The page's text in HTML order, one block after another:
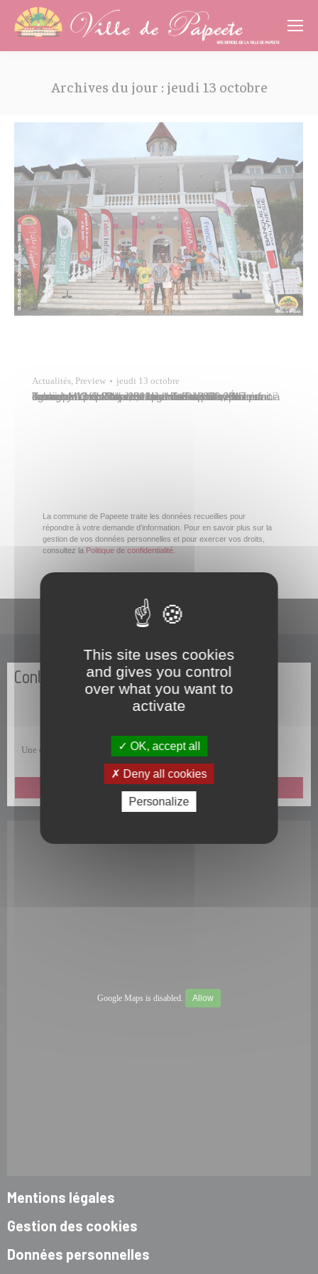
Archives du jour : jeudi 13 octobre
Actualités, Preview jeudi 13 octobre
Tavana Michel Buillard, maire de Papeete, procédait à l’ouverture officielle de la quatrième édition du tournoi de rugby à sept Papeete International Sevens mercredi 12 octobre 2022 à l’hôtel de ville. Étaient également présents des membres du conseil municipal et du Pays, et Miss Tahiti 2022, Herenui Tuheiava. Ce tournoi est organisé depuis 2017 par…
La commune de Papeete traite les données recueillies pour
répondre à votre demande d’information. Pour en savoir plus sur la
gestion de vos données personnelles et pour exercer vos droits,
consultez la Politique de confidentialité
En un clic
Contactez-nous
Une question, une remarque, une suggestion, un commentaire ?
ENVOYEZ-NOUS UN MESSAGE
Google Maps is disabled. Allow
Mentions légales
Gestion des cookies
Données personnelles
Cookies management panel
This site uses cookies
and gives you control
over what you want to
activate
OK, accept all
Deny all cookies
Personalize